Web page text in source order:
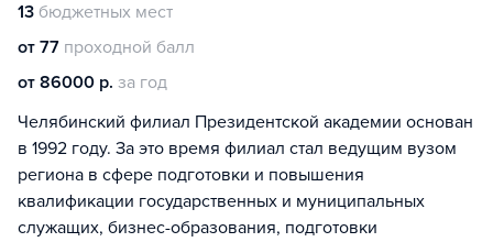
13 бюджетных мест
от 77 проходной балл
от 86000 р. за год
Челябинский филиал Президентской академии основан
в 1992 году. За это время филиал стал ведущим вузом
региона в сфере подготовки и повышения
квалификации государственных и муниципальных
служащих, бизнес-образования, подготовки